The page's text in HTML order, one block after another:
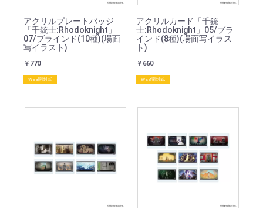
アクリルプレートバッジ
「千銃士:Rhodoknight」
07/ブラインド(10種)(場面
写イラスト)
￥770
WEB開封式
アクリルカード「千銃
士:Rhodoknight」05/ブラ
インド(8種)(場面写イラス
ト)
￥660
WEB開封式